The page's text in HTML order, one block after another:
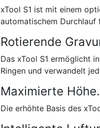
xTool S1 ist mit einem
automatischem Durchlauf
Rotierende
Das xTool S1 ermöglicht
Ringen und verwandelt
Maximierte
Die erhöhte Basis des